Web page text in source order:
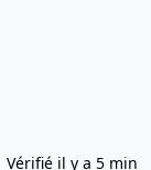
Vérifié il y a 5 min